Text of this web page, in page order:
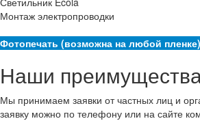
Монтаж электропроводки
Фотопечать (возможна на любой пленке)
Наши
Мы принимаем заявки от частных лиц и
заявку можно по телефону или на сайте